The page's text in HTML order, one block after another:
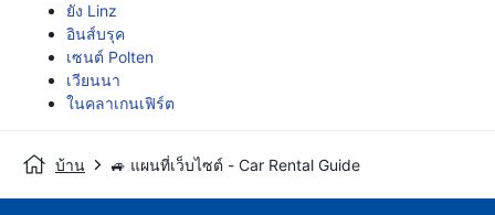
ยัง Linz
อินส์บรุค
เซนต์ Polten
เวียนนา
ในคลาเกนเฟิร์ต
บ้าน 🚙 แผนที่เว็บไซต์ - Car Rental Guide